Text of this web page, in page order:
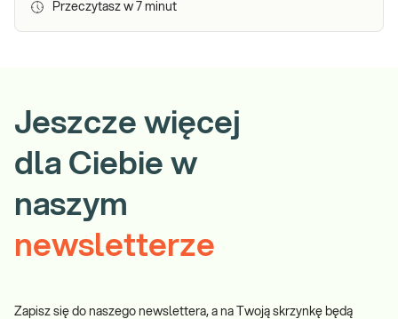
Przeczytasz w 7 minut
Jeszcze więcej
dla Ciebie w
naszym
newsletterze
Zapisz się do naszego newslettera, a na Twoją skrzynkę będą